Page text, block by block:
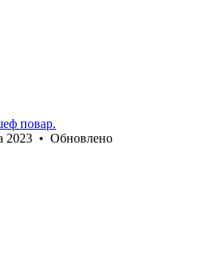
повар.
2023 • Обновлено